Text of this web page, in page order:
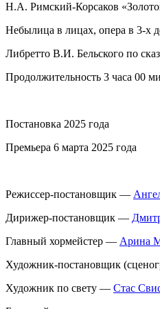
Н.А. Римский-Корсаков
Небылица в лицах, опера в 3-х
Либретто В.И. Бельского по
Продолжительность 3 часа 00
Постановка 2025 года
Премьера 6 марта 2025 года
Режиссер-постановщик —
Дирижер-постановщик —
Главный хормейстер — Арина
Художник-постановщик
Художник по свету — Стас